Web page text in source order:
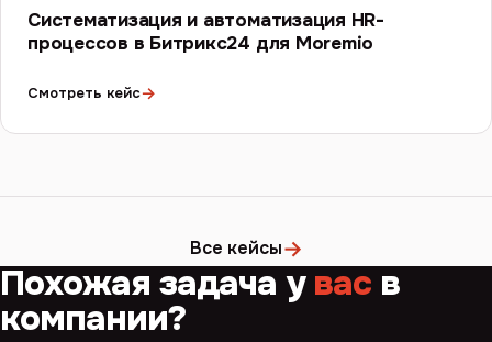
Систематизация и автоматизация HR-
процессов в Битрикс24 для Moremio
Смотреть кейс→
Все кейсы→
Похожая задача увасв
компании?